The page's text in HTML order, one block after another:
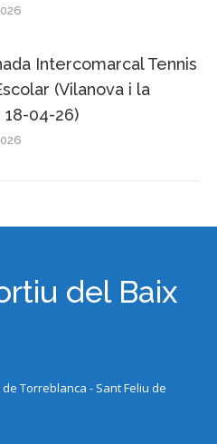
Intercomarcal Tennis
(Vilanova i la
18-04-26)
del Baix
Torreblanca - Sant Feliu de